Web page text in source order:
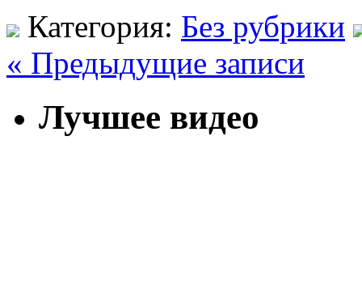
Категория: Без рубрики
« Предыдущие записи
Лучшее видео